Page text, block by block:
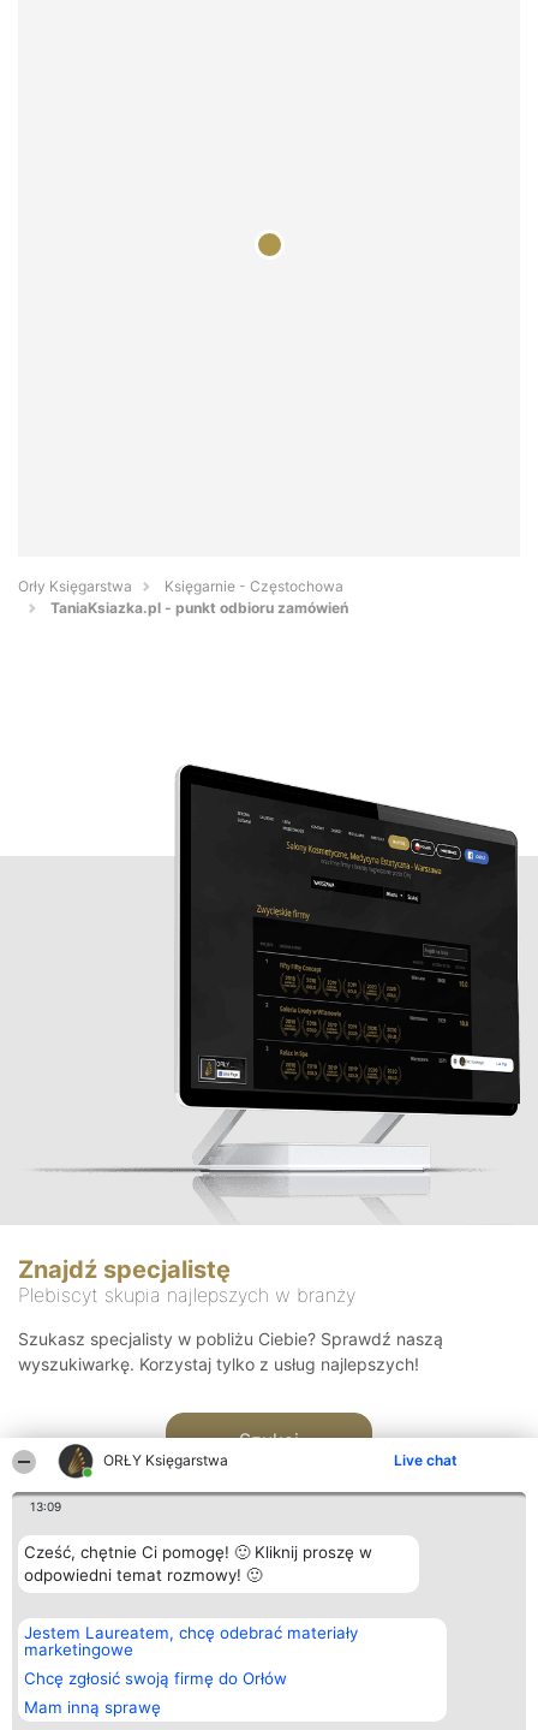
ORŁY Księgarstwa Live chat
13:09
Cześć, chętnie Ci pomogę! 🙂 Kliknij proszę w
odpowiedni temat rozmowy! 🙂
Jestem Laureatem, chcę odebrać materiały
marketingowe
Chcę zgłosić swoją firmę do Orłów
Mam inną sprawę
Orły Księgarstwa
Księgarnie - Częstochowa
TaniaKsiazka.pl - punkt odbioru zamówień
Znajdź specjalistę
Plebiscyt skupia najlepszych w branży
Szukasz specjalisty w pobliżu Ciebie? Sprawdź naszą
wyszukiwarkę. Korzystaj tylko z usług najlepszych!
Szukaj
Organizator plebiscytu
Bright Side Solutions sp. z o.
o. sp. k.
ul. Ruska 22
Wrocław 50-079
KRS 0000749100 | Regon
381313360 | NIP 8943132676
Plebiscyt
Laureaci
wszystkich
Laureatów
Regulamin
Kontakt
Kontakt